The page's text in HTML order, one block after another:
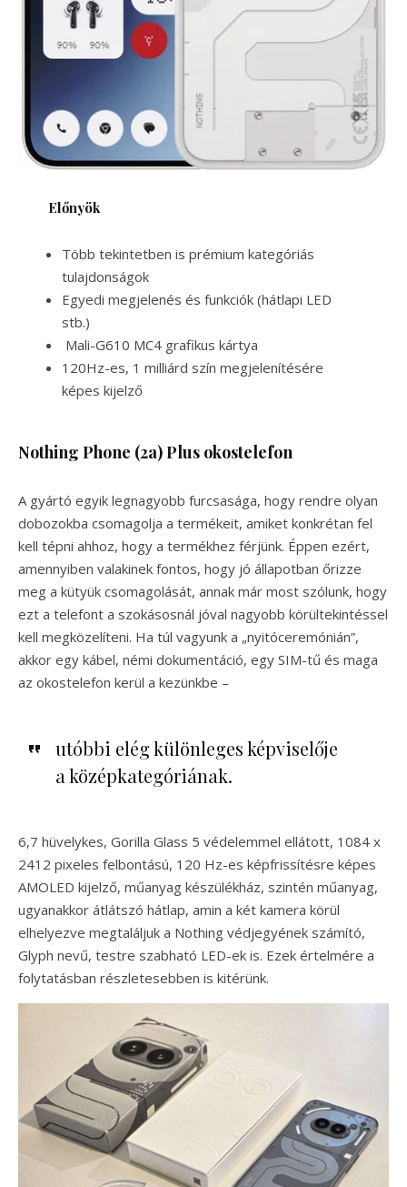
Előnyök
Több tekintetben is prémium kategóriás
tulajdonságok
Egyedi megjelenés és funkciók (hátlapi LED
stb.)
Mali-G610 MC4 grafikus kártya
120Hz-es, 1 milliárd szín megjelenítésére
képes kijelző
Nothing Phone (2a) Plus okostelefon
A gyártó egyik legnagyobb furcsasága, hogy rendre olyan
dobozokba csomagolja a termékeit, amiket konkrétan fel
kell tépni ahhoz, hogy a termékhez férjünk. Éppen ezért,
amennyiben valakinek fontos, hogy jó állapotban őrizze
meg a kütyük csomagolását, annak már most szólunk, hogy
ezt a telefont a szokásosnál jóval nagyobb körültekintéssel
kell megközelíteni. Ha túl vagyunk a „nyitóceremónián”,
akkor egy kábel, némi dokumentáció, egy SIM-tű és maga
az okostelefon kerül a kezünkbe –
utóbbi elég különleges képviselője
a középkategóriának.
6,7 hüvelykes, Gorilla Glass 5 védelemmel ellátott, 1084 x
2412 pixeles felbontású, 120 Hz-es képfrissítésre képes
AMOLED kijelző, műanyag készülékház, szintén műanyag,
ugyanakkor átlátszó hátlap, amin a két kamera körül
elhelyezve megtaláljuk a Nothing védjegyének számító,
Glyph nevű, testre szabható LED-ek is. Ezek értelmére a
folytatásban részletesebben is kitérünk.